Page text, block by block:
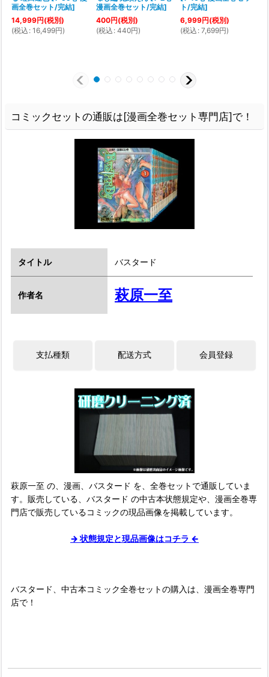
画全巻セット/完結]
14,999円(税別)
(税込 : 16,499円)
漫画全巻セット/完結]
400円(税別)
(税込 : 440円)
ト/完結]
6,999円(税別)
(税込 : 7,699円)
コミックセットの通販は[漫画全巻セット専門店]で！
タイトル バスタード
作者名 萩原一至
萩原一至 の、漫画、バスタード を、全巻セットで通販していま
す。販売している、バスタード の中古本状態規定や、漫画全巻専
門店で販売しているコミックの現品画像を掲載しています。
→ 状態規定と現品画像はコチラ ←
バスタード、中古本コミック全巻セットの購入は、漫画全巻専門
店で！